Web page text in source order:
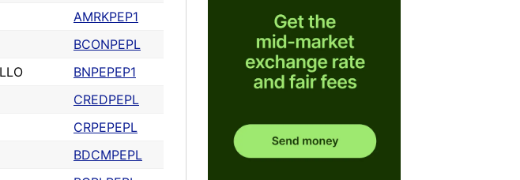
AMRKPEP1
BCONPEPL
BNPEPEP1
CREDPEPL
CRPEPEPL
BDCMPEPL